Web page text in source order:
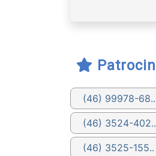
(46) 99978-68..
(46) 3524-402..
(46) 3525-155..